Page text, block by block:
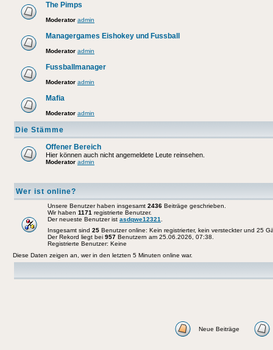
The Pimps
Moderator admin
Managergames Eishokey und Fussball
Moderator admin
Fussballmanager
Moderator admin
Mafia
Moderator admin
Die Stämme
Offener Bereich
Hier können auch nicht angemeldete Leute reinsehen.
Moderator admin
Wer ist online?
Unsere Benutzer haben insgesamt 2436 Beiträge geschrieben.
Wir haben 1171 registrierte Benutzer.
Der neueste Benutzer ist asdqwe12321
Insgesamt sind 25 Benutzer online: Kein registrierter, kein versteckter und 25
Der Rekord liegt bei 957 Benutzern am 25.06.2026, 07:38.
Registrierte Benutzer: Keine
Diese Daten zeigen an, wer in den letzten 5 Minuten online war.
Neue Beiträge